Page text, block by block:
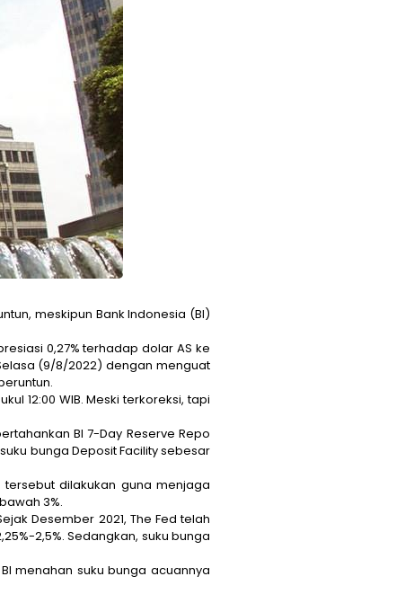
meskipun Bank Indonesia (BI)
0,27% terhadap dolar AS ke
(9/8/2022) dengan menguat
12:00 WIB. Meski terkoreksi, tapi
BI 7-Day Reserve Repo
bunga Deposit Facility sebesar
tersebut dilakukan guna menjaga
3%.
Desember 2021, The Fed telah
2,5%. Sedangkan, suku bunga
menahan suku bunga acuannya